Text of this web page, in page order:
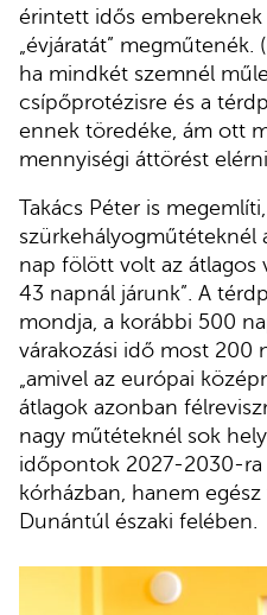
érintett idős
„évjáratát”
ha mindkét szemnél
csípőprotézisre és a
ennek töredéke, ám ott
mennyiségi áttörést elérni.
Takács Péter is
szürkehályogműtéteknél
nap fölött volt az átlagos
43 napnál járunk”. A
mondja, a korábbi 500
várakozási idő most 200
„amivel az európai
átlagok azonban
nagy műtéteknél sok
időpontok 2027-2030-ra
kórházban, hanem
Dunántúl északi felében.